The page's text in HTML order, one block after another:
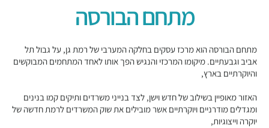
מתחם הבורסה
מתחם הבורסה הוא מרכז עסקים בחלקה המערבי של רמת גן, על גבול תל
אביב וגבעתיים. מיקומו המרכזי והנגיש הפך אותו לאחד המתחמים המבוקשים
והיוקרתיים בארץ,
האזור מאופיין בשילוב של חדש וישן, לצד בנייני משרדים ותיקים קמו בנינים
ומגדלים מודרניים ויוקרתיים אשר מובילים את שוק המשרדים לרמת חדשה של
יוקרה וייצוגיות,